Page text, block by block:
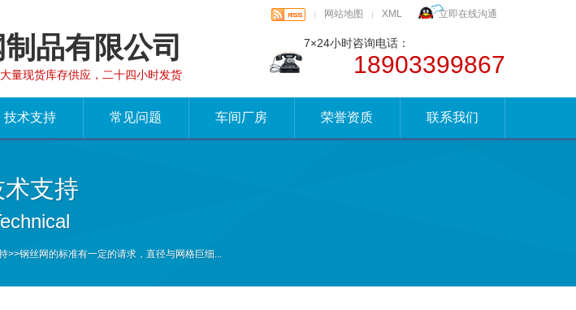
品有限公司
量现货库存供应，二十四小时发货
| 网站地图 | XML 立即在线沟通
7×24小时咨询电话：
18903399867
技术支持 常见问题 车间厂房 荣誉资质 联系我们
术支持
>>钢丝网的标准有一定的请求，直径与网格巨细...